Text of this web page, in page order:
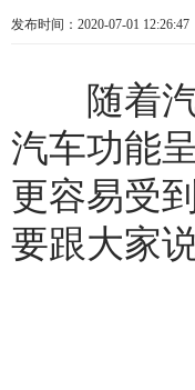
发布时间：2020-07-01
随着汽
汽车功能
更容易受
要跟大家